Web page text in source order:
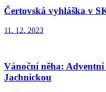
Čertovská vyhláška v
11. 12. 2023
Vánoční něha: Adventní
Jachnickou